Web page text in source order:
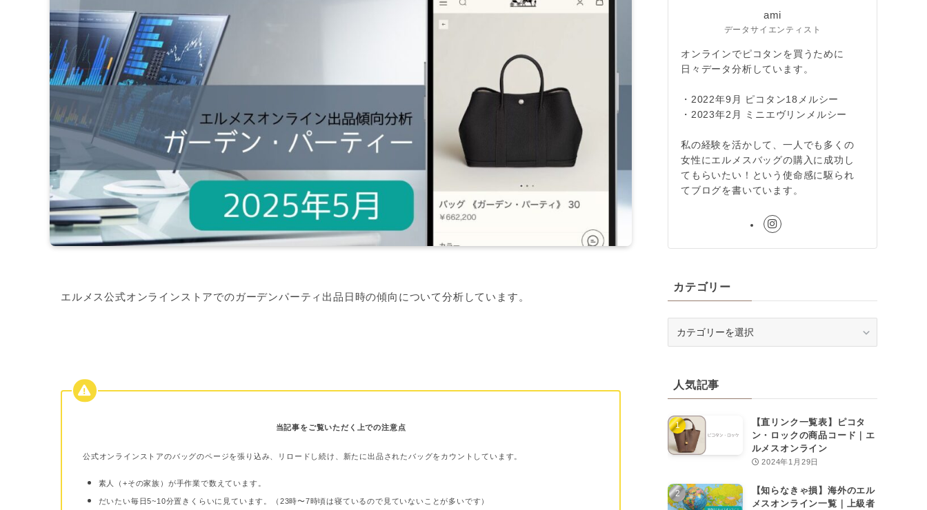
エルメス公式オンラインストアでのガーデンパーティ出品日時の傾向について分析しています。
当記事をご覧いただく上での注意点
公式オンラインストアのバッグのページを張り込み、リロードし続け、新たに出品されたバッグをカウントしています。
素人（+その家族）が手作業で数えています。
だいたい毎日5~10分置きくらいに見ています。（23時〜7時頃は寝ているので見ていないことが多いです）
ami
データサイエンティスト
オンラインでピコタンを買うために
日々データ分析しています。
・2022年9月 ピコタン18メルシー
・2023年2月 ミニエヴリンメルシー
私の経験を活かして、一人でも多くの
女性にエルメスバッグの購入に成功し
てもらいたい！という使命感に駆られ
てブログを書いています。
カテゴリー
ー人気記事
【直リンク一覧表】ピコタ
ン・ロックの商品コード｜エ
ルメスオンライン
2024年1月29日
【知らなきゃ損】海外のエル
メスオンライン一覧｜上級者